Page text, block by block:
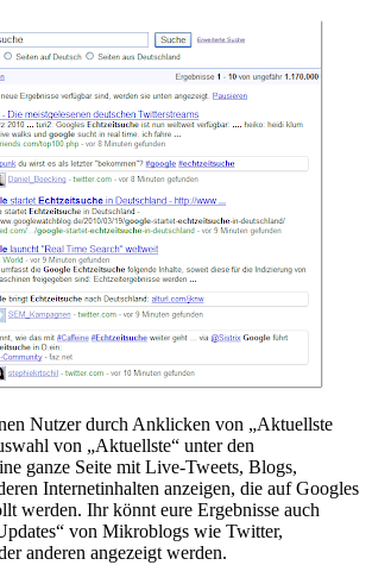
Nutzer durch Anklicken von „Aktuellste
von „Aktuellste“ unter den
ganze Seite mit Live-Tweets, Blogs,
Internetinhalten anzeigen, die auf Googles
werden. Ihr könnt eure Ergebnisse auch
von Mikroblogs wie Twitter,
anderen angezeigt werden.